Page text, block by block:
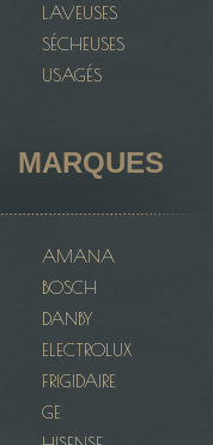
LAVEUSES
SÉCHEUSES
USAGÉS
MARQUES
AMANA
BOSCH
DANBY
ELECTROLUX
FRIGIDAIRE
GE